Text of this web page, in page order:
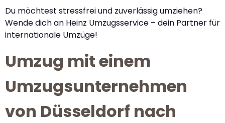
Du möchtest stressfrei und zuverlässig umziehen?
Wende dich an Heinz Umzugsservice – dein Partner für
internationale Umzüge!
Umzug mit einem
Umzugsunternehmen
von Düsseldorf nach